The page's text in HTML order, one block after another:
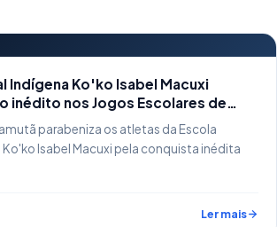
Indígena Ko'ko Isabel Macuxi
inédito nos Jogos Escolares de
parabeniza os atletas da Escola
Isabel Macuxi pela conquista inédita
Ler mais